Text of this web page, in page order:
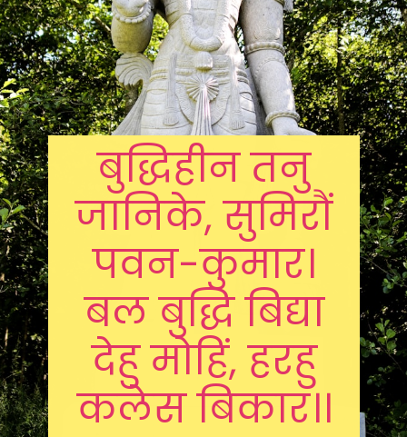
बुद्धिहीन तनु
जानिके, सुमिरौं
पवन-कुमार।
बल बुद्धि बिद्या
देहु मोहिं, हरहु
कलेस बिकार।।